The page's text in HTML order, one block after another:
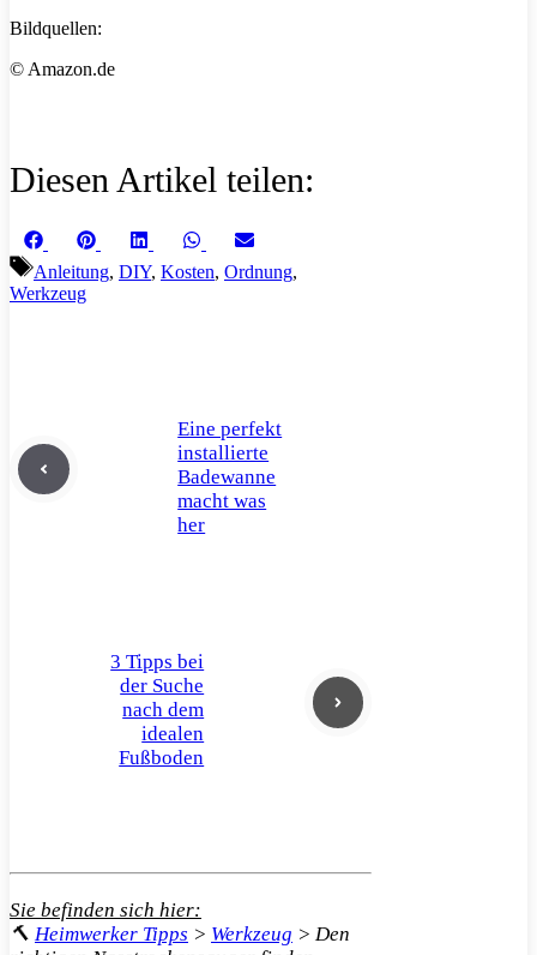
Bildquellen:
© Amazon.de
Diesen Artikel teilen:
Share
on
FacebookShare
Pinterest Share
on
LinkedInShare
WhatsApp
Share
Schlagwörter
Anleitung, DIY, Kosten, Ordnung,
Werkzeug
Eine perfekt
installierte
Badewanne
macht was
her
3 Tipps bei
der Suche
nach dem
idealen
Fußboden
Sie befinden sich hier:
🔨 Heimwerker Tipps > Werkzeug > Den